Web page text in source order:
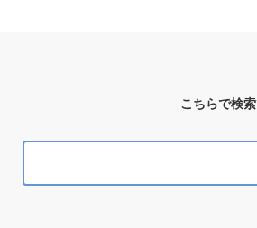
こちらで検